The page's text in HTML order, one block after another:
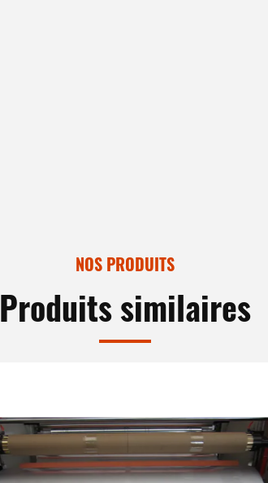
NOS PRODUITS
Produits similaires